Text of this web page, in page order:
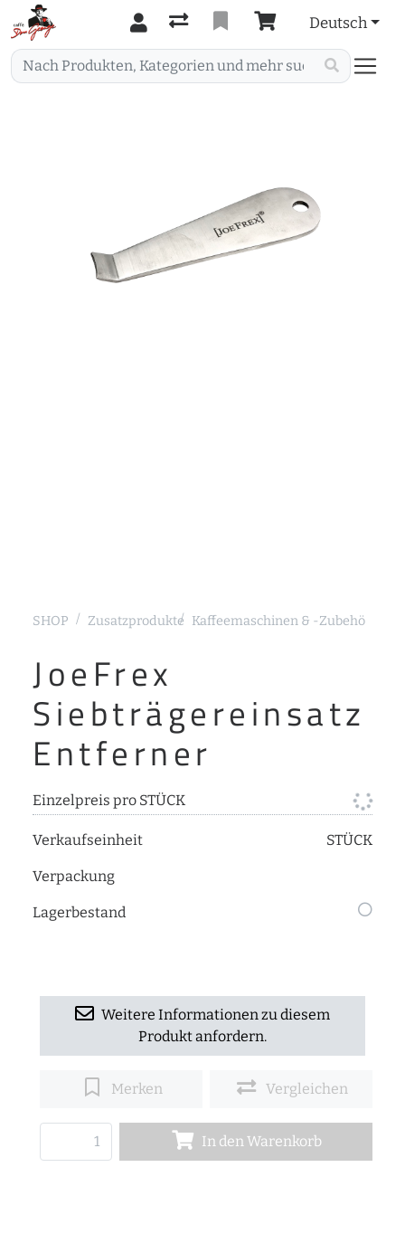
Deutsch
SHOP Zusatzprodukte Kaffeemaschinen & -Zubehör
JoeFrex
Siebträgereinsatz
Entferner
Einzelpreis pro STÜCK
Verkaufseinheit STÜCK
Verpackung
Lagerbestand
Weitere Informationen zu diesem
Produkt anfordern.
Merken Vergleichen
In den Warenkorb